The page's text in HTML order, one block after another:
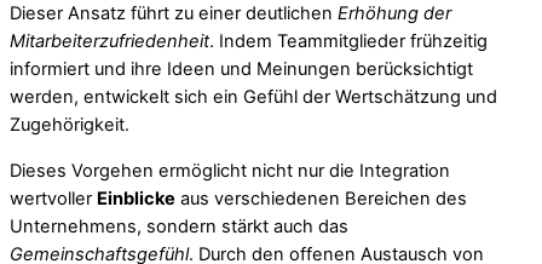
Dieser Ansatz führt zu einer deutlichen Erhöhung der
Mitarbeiterzufriedenheit. Indem Teammitglieder frühzeitig
informiert und ihre Ideen und Meinungen berücksichtigt
werden, entwickelt sich ein Gefühl der Wertschätzung und
Zugehörigkeit.
Dieses Vorgehen ermöglicht nicht nur die Integration
wertvoller Einblicke aus verschiedenen Bereichen des
Unternehmens, sondern stärkt auch das
Gemeinschaftsgefühl. Durch den offenen Austausch von